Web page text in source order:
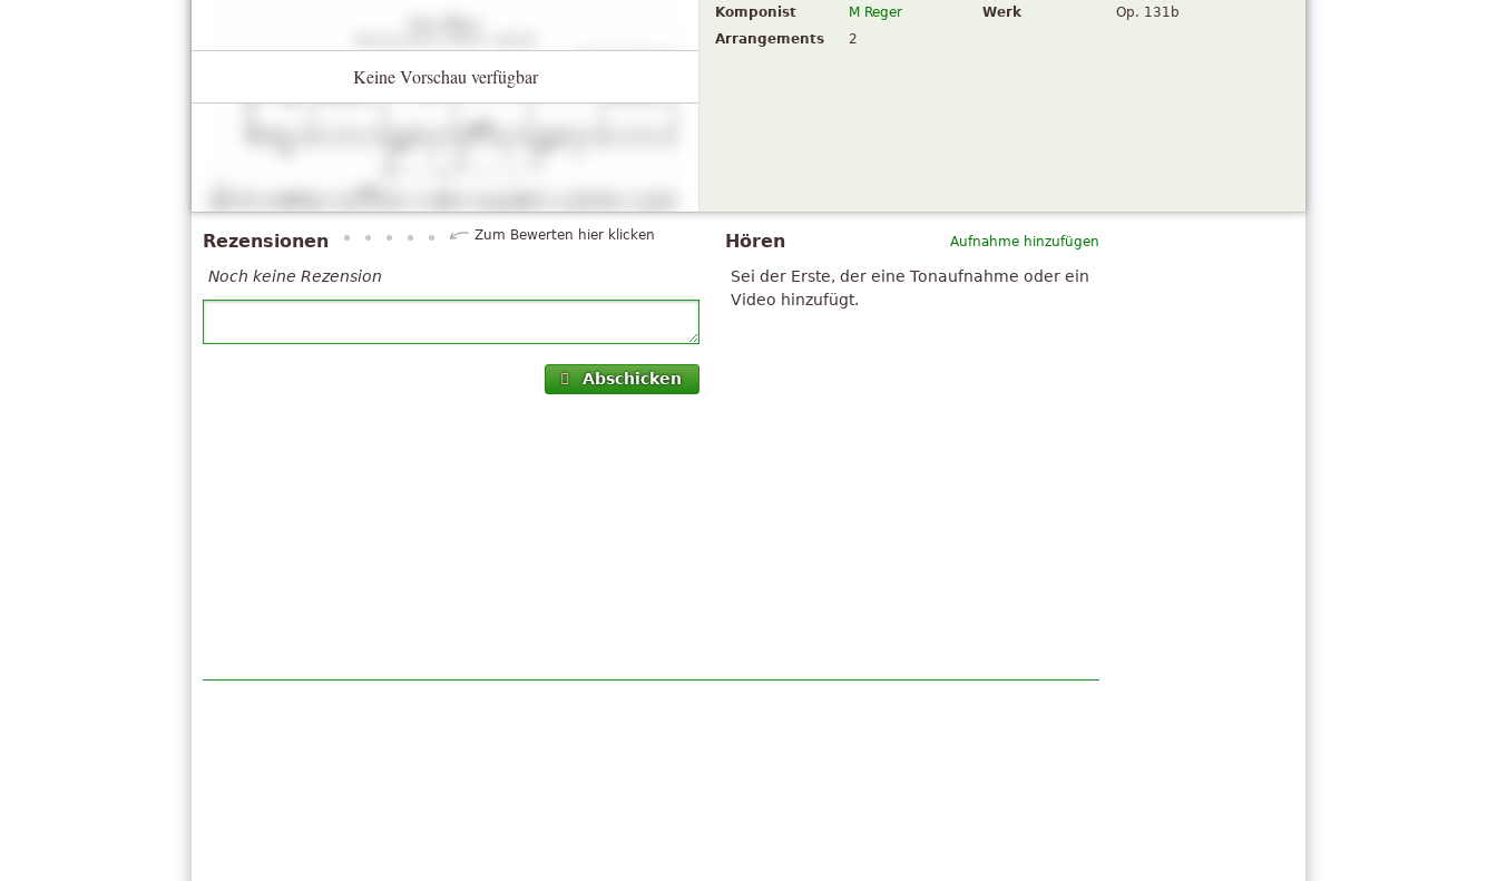
Keine Vorschau verfügbar
Komponist M Reger Werk
Op. 131b
Arrangements
2
Aufnahme hinzufügen
Hören
Sei der Erste, der eine Tonaufnahme oder ein
Video hinzufügt.
Rezensionen Zum Bewerten hier klicken
Noch keine Rezension
Abschicken